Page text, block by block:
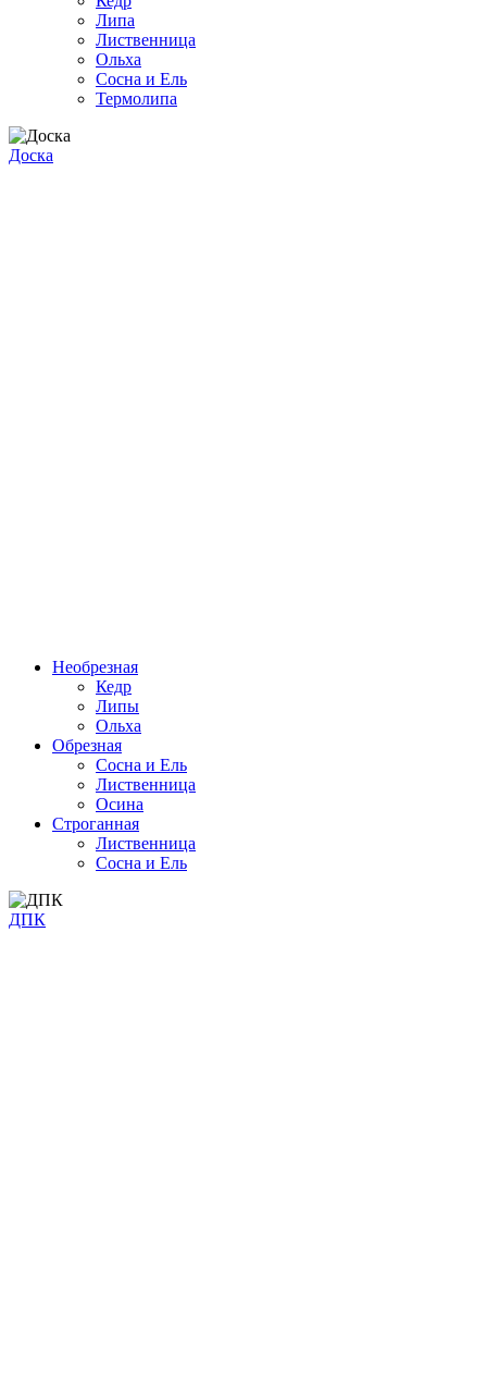
Липа
Лиственница
Ольха
Сосна и Ель
Термолипа
Доска
Необрезная
Кедр
Липы
Ольха
Обрезная
Cосна и Ель
Лиственница
Осина
Строганная
Лиственница
Сосна и Ель
ДПК